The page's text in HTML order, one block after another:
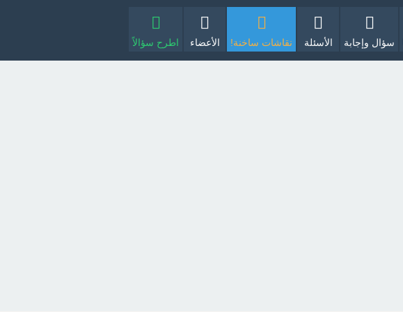
سؤال وإجابة الأسئلة نقاشات ساخنة! الأعضاء اطرح سؤالاً